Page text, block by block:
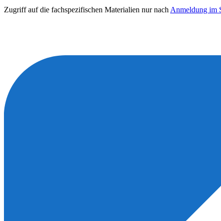
Zugriff auf die fachspezifischen Materialien nur nach Anmeldung im